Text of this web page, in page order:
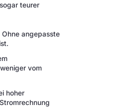
teurer
angepasste
vom
hoher